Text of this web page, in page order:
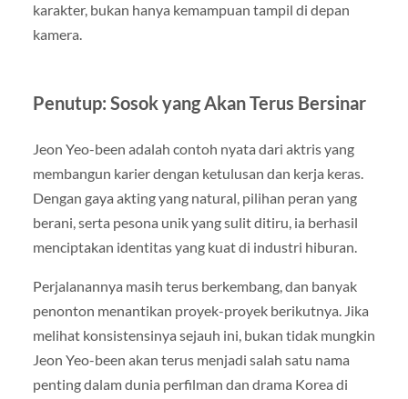
karakter, bukan hanya kemampuan tampil di depan
kamera.
Penutup: Sosok yang Akan Terus Bersinar
Jeon Yeo-been adalah contoh nyata dari aktris yang
membangun karier dengan ketulusan dan kerja keras.
Dengan gaya akting yang natural, pilihan peran yang
berani, serta pesona unik yang sulit ditiru, ia berhasil
menciptakan identitas yang kuat di industri hiburan.
Perjalanannya masih terus berkembang, dan banyak
penonton menantikan proyek-proyek berikutnya. Jika
melihat konsistensinya sejauh ini, bukan tidak mungkin
Jeon Yeo-been akan terus menjadi salah satu nama
penting dalam dunia perfilman dan drama Korea di